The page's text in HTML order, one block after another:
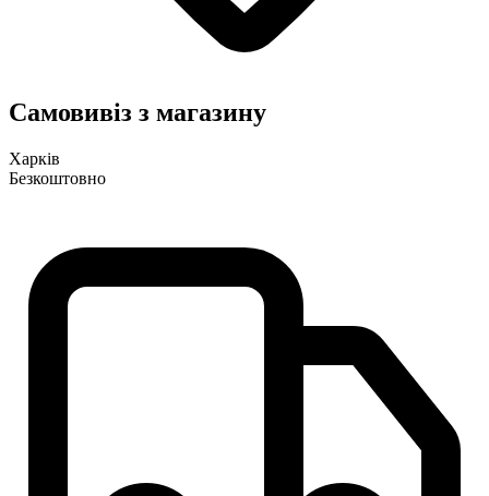
Самовивіз з магазину
Харків
Безкоштовно